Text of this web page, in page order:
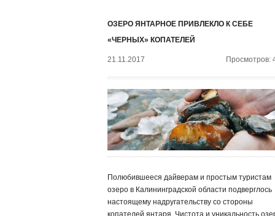
ОЗЕРО ЯНТАРНОЕ ПРИВЛЕКЛО К СЕБЕ
«ЧЕРНЫХ» КОПАТЕЛЕЙ
21.11.2017 Просмотров:
Полюбившееся дайверам и простым туристам
озеро в Калининградской области подверглось
настоящему надругательству со стороны
копателей янтаря. Чистота и уникальность